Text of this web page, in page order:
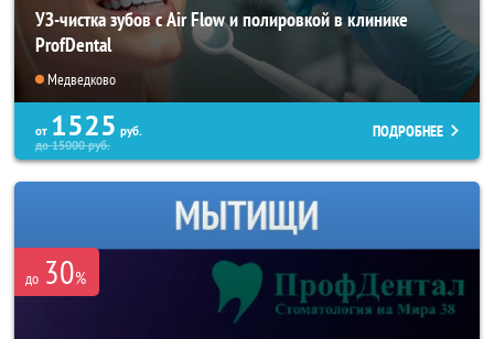
УЗ-чистка зубов с Air Flow и полировкой в клинике
ProfDental
Медведково
от 1525 руб.
до15000руб.
ПОДРОБНЕЕ
до 30%